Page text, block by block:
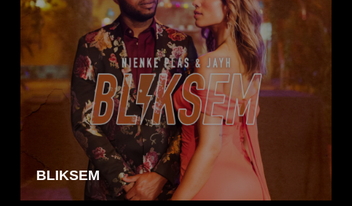
BLIKSEM